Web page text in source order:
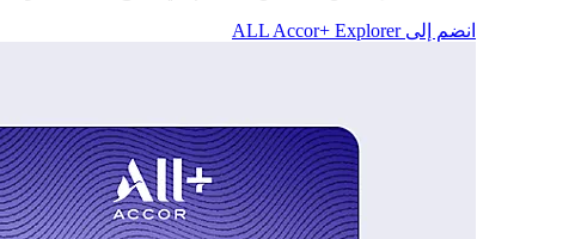
انضم إلى ALL Accor+ Explorer